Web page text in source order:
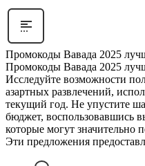
Промокоды Вавада 2025
Промокоды Вавада 2025
Исследуйте возможности
азартных развлечений,
текущий год. Не упустите
бюджет, воспользовавшись
которые могут
Эти предложения